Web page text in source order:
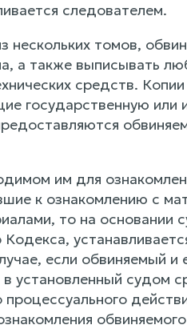
следователем.
нескольких томов,
а также выписывать
средств.
государственную или
им для
к ознакомлению с
то на основании
если обвиняемый и
установленный судом